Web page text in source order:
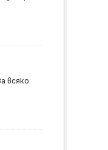
всяко